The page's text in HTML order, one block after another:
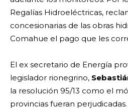
Regalías Hidroeléctricas,
concesionarias de las obras
Comahue el pago que les
El ex secretario de Energía
legislador rionegrino,
la resolución 95/13 como el
provincias fueran perjudicadas.